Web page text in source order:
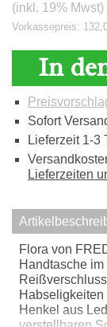
(inkl. 19% Mwst)
Vorkassepreis:
In
Sofort
Lieferzeit 1-3
Lieferzeiten
Flora von
Handtasche
Habseligkeiten
Henkel aus